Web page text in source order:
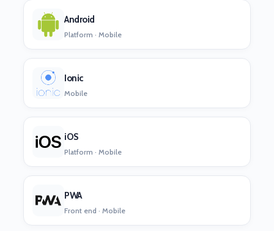
Android
Platform · Mobile
Ionic
Mobile
iOS
Platform · Mobile
PWA
Front end · Mobile